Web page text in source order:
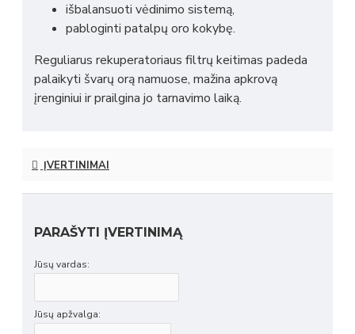
išbalansuoti vėdinimo sistemą,
pabloginti patalpų oro kokybę.
Reguliarus rekuperatoriaus filtrų keitimas padeda
palaikyti švarų orą namuose, mažina apkrovą
įrenginiui ir prailgina jo tarnavimo laiką.
ĮVERTINIMAI
PARAŠYTI ĮVERTINIMĄ
Jūsų vardas:
Jūsų apžvalga: